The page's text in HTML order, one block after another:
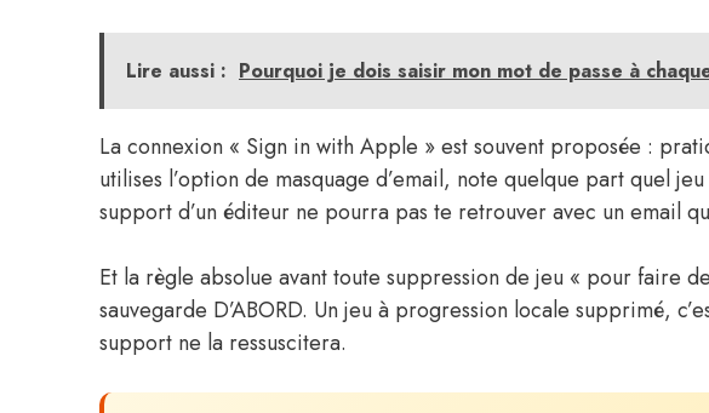
Lire aussi : Pourquoi je dois saisir mon mot de passe à
La connexion « Sign in with Apple » est souvent proposée :
utilises l’option de masquage d’email, note quelque part quel
support d’un éditeur ne pourra pas te retrouver avec un email
Et la règle absolue avant toute suppression de jeu « pour faire
sauvegarde D’ABORD. Un jeu à progression locale supprimé,
support ne la ressuscitera.